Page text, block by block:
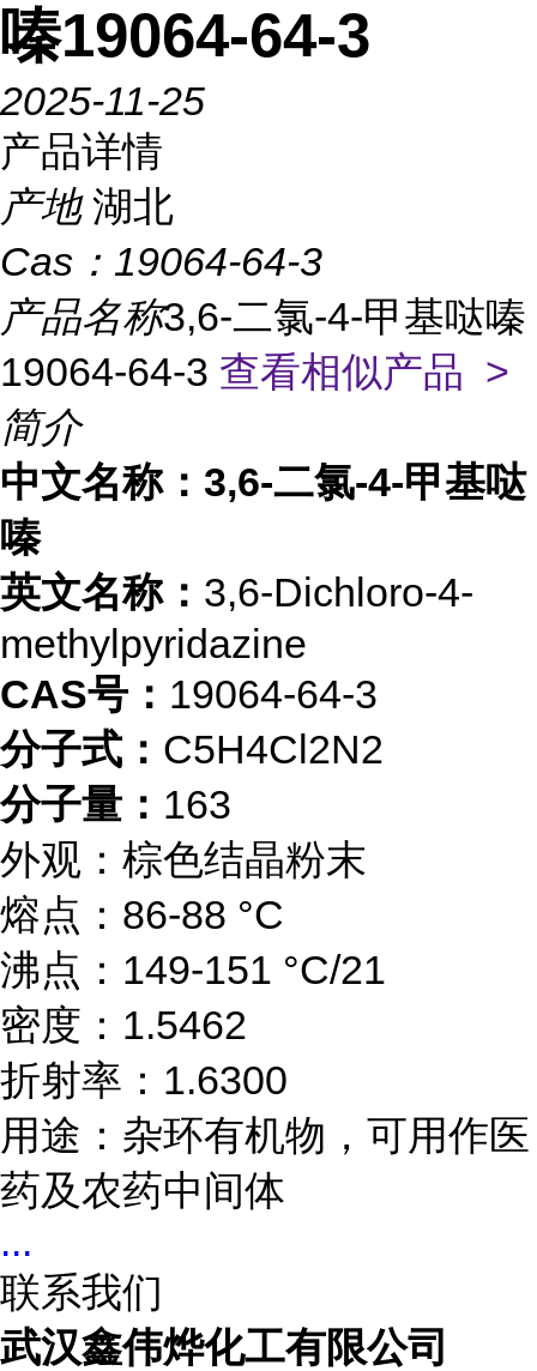
嗪19064-64-3
2025-11-25
产品详情
产地 湖北
Cas： 19064-64-3
产品名称3,6-二氯-4-甲基哒嗪
19064-64-3 查看相似产品 >
简介
中文名称：3,6-二氯-4-甲基哒
嗪
英文名称： 3,6-Dichloro-4-
methylpyridazine
CAS号： 19064-64-3
分子式： C5H4Cl2N2
分子量： 163
外观：棕色结晶粉末
熔点：86-88 °C
沸点：149-151 °C/21
密度：1.5462
折射率：1.6300
用途：杂环有机物，可用作医
药及农药中间体
...
联系我们
武汉鑫伟烨化工有限公司